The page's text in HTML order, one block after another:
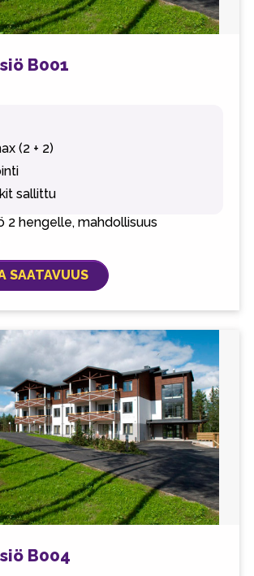
B001
(2 + 2)
sallittu
2 hengelle, mahdollisuus
SAATAVUUS
B004